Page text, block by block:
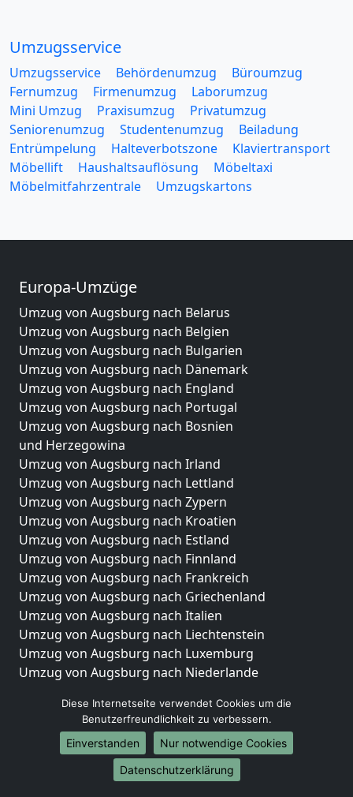
Umzugsservice
Umzugsservice Behördenumzug
Büroumzug
Fernumzug
Firmenumzug
Laborumzug
Mini Umzug
Praxisumzug
Privatumzug
Seniorenumzug
Studentenumzug
Beiladung
Entrümpelung
Halteverbotszone
Klaviertransport
Möbellift
Haushaltsauflösung
Möbeltaxi
Möbelmitfahrzentrale
Umzugskartons
Europa-Umzüge
Umzug von Augsburg nach Belarus
Umzug von Augsburg nach Belgien
Umzug von Augsburg nach Bulgarien
Umzug von Augsburg nach Dänemark
Umzug von Augsburg nach England
Umzug von Augsburg nach Portugal
Umzug von Augsburg nach Bosnien
und Herzegowina
Umzug von Augsburg nach Irland
Umzug von Augsburg nach Lettland
Umzug von Augsburg nach Zypern
Umzug von Augsburg nach Kroatien
Umzug von Augsburg nach Estland
Umzug von Augsburg nach Finnland
Umzug von Augsburg nach Frankreich
Umzug von Augsburg nach Griechenland
Umzug von Augsburg nach Italien
Umzug von Augsburg nach Liechtenstein
Umzug von Augsburg nach Luxemburg
Umzug von Augsburg nach Niederlande
Umzüge-Deutschlandweit
Umzug von Augsburg nach Berlin
Umzug von Augsburg nach Hamburg
Umzug von Augsburg nach München
Diese Internetseite verwendet Cookies um die
Benutzerfreundlichkeit zu verbessern.
Einverstanden
Nur notwendige Cookies
Datenschutzerklärung